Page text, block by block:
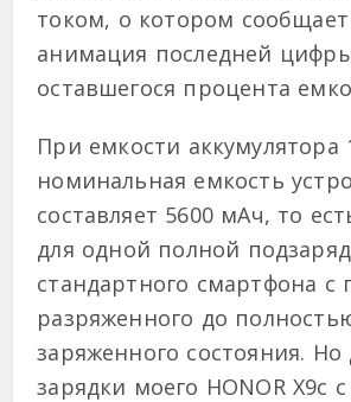
током, о котором сообщает
анимация последней
оставшегося процента
При емкости аккумулятора
номинальная емкость
составляет 5600 мАч, то
для одной полной
стандартного смартфона с
разряженного до
заряженного состояния. Но
зарядки моего HONOR X9с